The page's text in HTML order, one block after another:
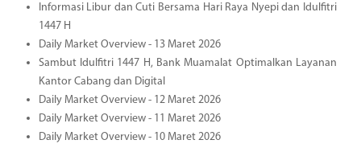
Informasi Libur dan Cuti Bersama Hari Raya Nyepi dan Idulfitri
1447 H
Daily Market Overview - 13 Maret 2026
Sambut Idulfitri 1447 H, Bank Muamalat Optimalkan Layanan
Kantor Cabang dan Digital
Daily Market Overview - 12 Maret 2026
Daily Market Overview - 11 Maret 2026
Daily Market Overview - 10 Maret 2026